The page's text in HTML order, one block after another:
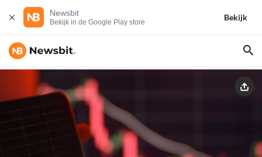
Newsbit
Bekijk in de Google Play store
Bekijk